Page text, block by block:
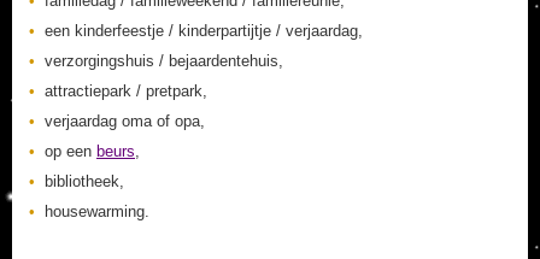
een kinderfeestje / kinderpartijtje / verjaardag,
verzorgingshuis / bejaardentehuis,
attractiepark / pretpark,
verjaardag oma of opa,
op een beurs,
bibliotheek,
housewarming.